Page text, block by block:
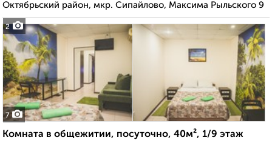
2
Октябрьский район, мкр. Сипайлово, Максима Рыльского 9
7
Комната в общежитии, посуточно, 40м², 1/9 этаж